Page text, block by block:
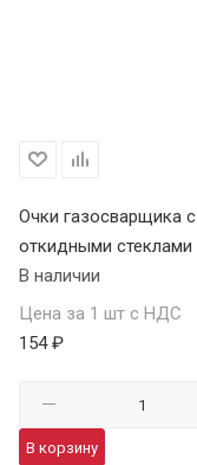
Очки газосварщика с
откидными стеклами
В наличии
Цена за 1 шт с НДС
154 ₽
В корзину